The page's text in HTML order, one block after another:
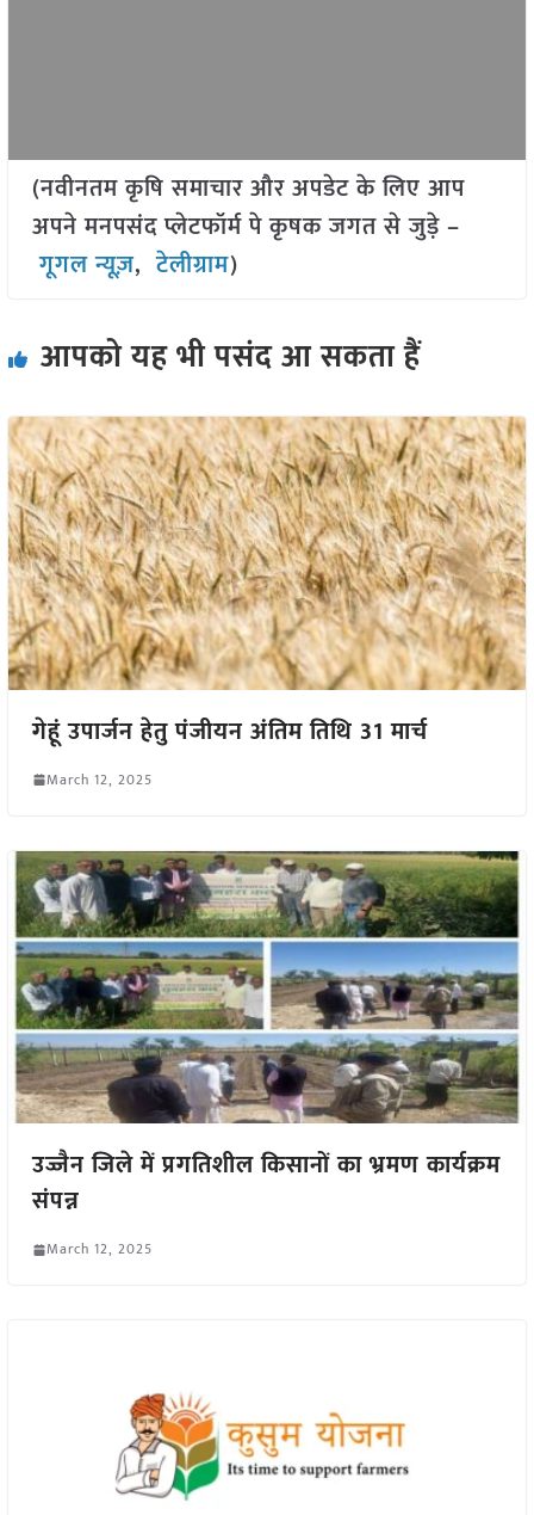
(नवीनतम कृषि समाचार और अपडेट के लिए आप
अपने मनपसंद प्लेटफॉर्म पे कृषक जगत से जुड़े –
गूगल न्यूज़,टेलीग्राम)
आपको यह भी पसंद आ सकता हैं
गेहूं उपार्जन हेतु पंजीयन अंतिम तिथि 31 मार्च
March 12, 2025
उज्जैन जिले में प्रगतिशील किसानों का भ्रमण कार्यक्रम
संपन्न
March 12, 2025